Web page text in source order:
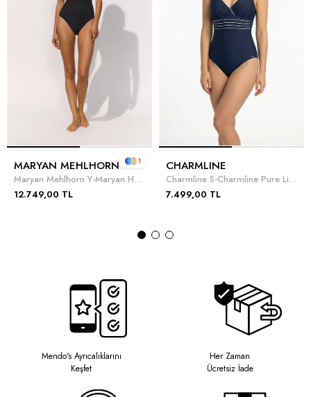
MARYAN MEHLHORN
Maryan Mehlhorn Y-Maryan Honesty Kadın Mayo Siyah
12.749,00 TL
1 CHARMLINE
Charmline S-Charmline Pure Lines Kadın Mayo Lacivert
7.499,00 TL
Mendo's Ayrıcalıklarını
Keşfet
Her Zaman
Ücretsiz İade